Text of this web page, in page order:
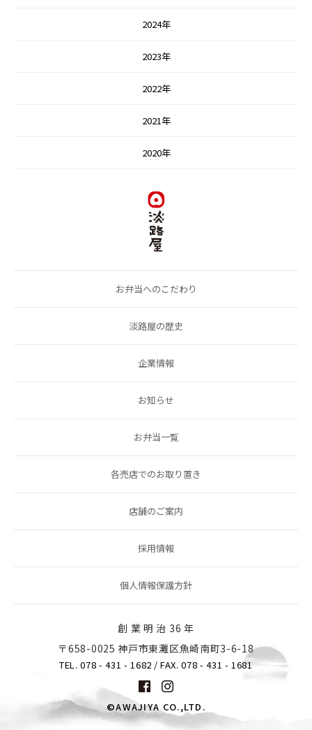
2024年
2023年
2022年
2021年
2020年
お弁当へのこだわり
淡路屋の歴史
企業情報
お知らせ
お弁当一覧
各売店でのお取り置き
店舗のご案内
採用情報
個人情報保護方針
創 業 明 治 36 年
〒658-0025 神戸市東灘区魚崎南町3-6-18
TEL. 078 - 431 - 1682 / FAX. 078 - 431 - 1681
©AWAJIYA CO.,LTD.